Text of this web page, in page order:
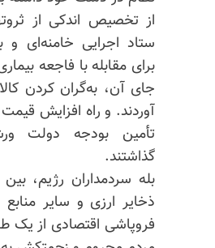
از تخصیص اندکی از
ستاد اجرایی خامنه‌ای و
برای مقابله با فاجعه
جای آن، به‌گران کردن
آوردند. و راه افزایش
تأمین بودجه دولت
گذاشتند.
بله سردمداران رژیم،
ذخایر ارزی و سایر منابع
فروپاشی اقتصادی از یک